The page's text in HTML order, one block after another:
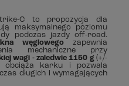
C to propozycja dla
maksymalnego poziomu
podczas jazdy off-road.
węglowegozapewnia
mechaniczne przy
wagi - zaledwie 1150 g(+/-
obciąża karku i pozwala
długich i wymagających